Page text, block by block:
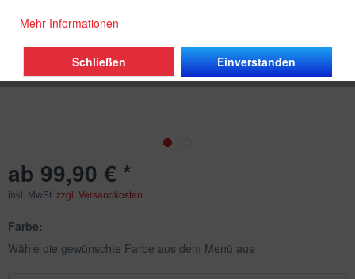
ab 99,90 € *
inkl. MwSt. zzgl. Versandkosten
Farbe:
Wähle die gewünschte Farbe aus dem Menü aus
Mehr Informationen
Einverstanden
Schließen